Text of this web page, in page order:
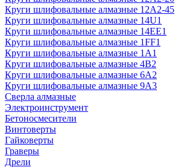
Круги шлифовальные алмазные 12А2-45
Круги шлифовальные алмазные 14U1
Круги шлифовальные алмазные 14ЕЕ1
Круги шлифовальные алмазные 1FF1
Круги шлифовальные алмазные 1А1
Круги шлифовальные алмазные 4В2
Круги шлифовальные алмазные 6A2
Круги шлифовальные алмазные 9А3
Сверла алмазные
Электроинструмент
Бетоносмесители
Винтоверты
Гайковерты
Граверы
Дрели